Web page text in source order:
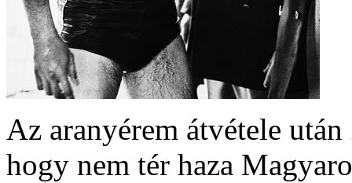
Az aranyérem átvétele
hogy nem tér haza